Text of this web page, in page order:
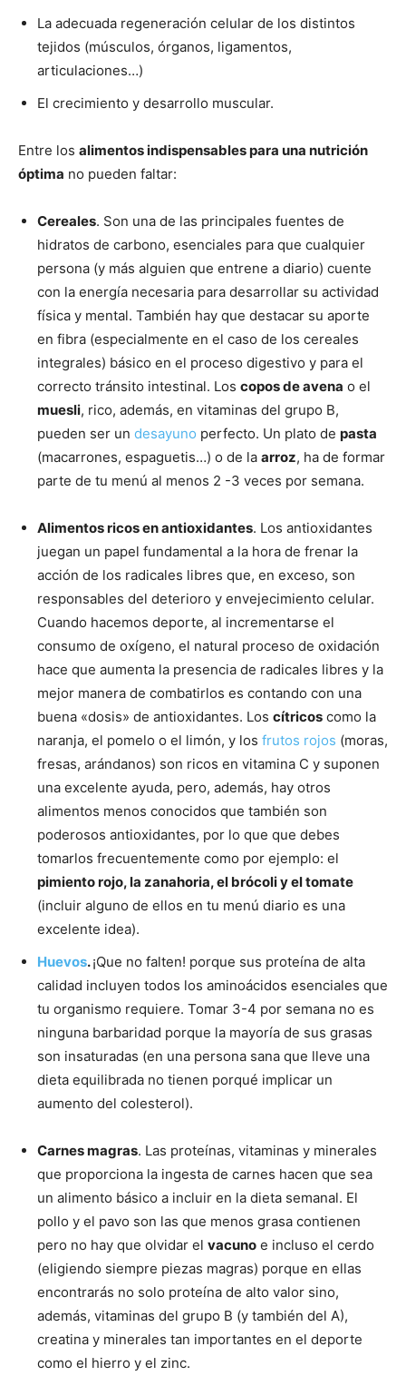
La adecuada regeneración celular de los distintos
tejidos (músculos, órganos, ligamentos,
articulaciones…)
El crecimiento y desarrollo muscular.
Entre los alimentos indispensables para una nutrición
óptima no pueden faltar:
Cereales. Son una de las principales fuentes de
hidratos de carbono, esenciales para que cualquier
persona (y más alguien que entrene a diario) cuente
con la energía necesaria para desarrollar su actividad
física y mental. También hay que destacar su aporte
en fibra (especialmente en el caso de los cereales
integrales) básico en el proceso digestivo y para el
correcto tránsito intestinal. Los copos de avena o el
muesli, rico, además, en vitaminas del grupo B,
pueden ser un desayuno perfecto. Un plato de pasta
(macarrones, espaguetis…) o de la arroz, ha de formar
parte de tu menú al menos 2 -3 veces por semana.
Alimentos ricos en antioxidantes. Los antioxidantes
juegan un papel fundamental a la hora de frenar la
acción de los radicales libres que, en exceso, son
responsables del deterioro y envejecimiento celular.
Cuando hacemos deporte, al incrementarse el
consumo de oxígeno, el natural proceso de oxidación
hace que aumenta la presencia de radicales libres y la
mejor manera de combatirlos es contando con una
buena «dosis» de antioxidantes. Los cítricos como la
naranja, el pomelo o el limón, y los frutos rojos (moras,
fresas, arándanos) son ricos en vitamina C y suponen
una excelente ayuda, pero, además, hay otros
alimentos menos conocidos que también son
poderosos antioxidantes, por lo que que debes
tomarlos frecuentemente como por ejemplo: el
pimiento rojo, la zanahoria, el brócoli y el tomate
(incluir alguno de ellos en tu menú diario es una
excelente idea).
Huevos.¡Que no falten! porque sus proteína de alta
calidad incluyen todos los aminoácidos esenciales que
tu organismo requiere. Tomar 3-4 por semana no es
ninguna barbaridad porque la mayoría de sus grasas
son insaturadas (en una persona sana que lleve una
dieta equilibrada no tienen porqué implicar un
aumento del colesterol).
Carnes magras. Las proteínas, vitaminas y minerales
que proporciona la ingesta de carnes hacen que sea
un alimento básico a incluir en la dieta semanal. El
pollo y el pavo son las que menos grasa contienen
pero no hay que olvidar el vacuno e incluso el cerdo
(eligiendo siempre piezas magras) porque en ellas
encontrarás no solo proteína de alto valor sino,
además, vitaminas del grupo B (y también del A),
creatina y minerales tan importantes en el deporte
como el hierro y el zinc.